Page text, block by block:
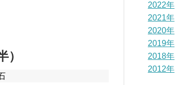
2022年
2021年
2020年
2019年
2018年
2012年